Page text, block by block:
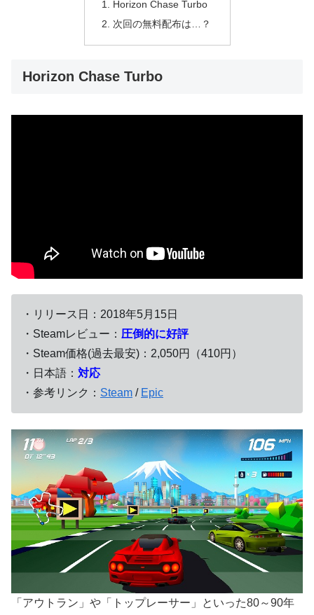
Horizon Chase Turbo
次回の無料配布は…？
Horizon Chase Turbo
・リリース日：2018年5月15日
・Steamレビュー： 圧倒的に好評
・Steam価格(過去最安)：2,050円（410円）
・日本語： 対応
・参考リンク： Steam / Epic
「アウトラン」や「トップレーサー」といった80～90年